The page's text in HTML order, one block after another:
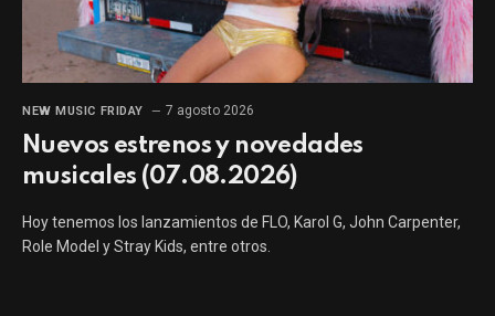
NEW MUSIC FRIDAY 7 agosto 2026
Nuevos estrenos y novedades
musicales (07.08.2026)
Hoy tenemos los lanzamientos de FLO, Karol G, John Carpenter,
Role Model y Stray Kids, entre otros.